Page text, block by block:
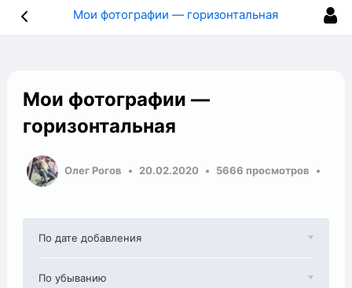
Мои фотографии — горизонтальная
Мои фотографии —
горизонтальная
Олег Рогов 20.02.2020 5666 просмотров
По дате добавления
По убыванию